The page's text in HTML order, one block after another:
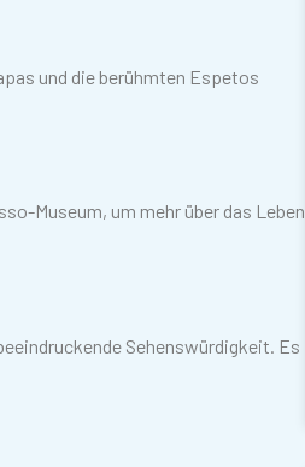
und die berühmten Espetos
Museum, um mehr über das Leben
Sehenswürdigkeit. Es